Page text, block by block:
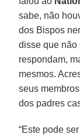
sabe, não
dos Bispos
disse que não
respondam,
mesmos.
seus
dos padres
“Este pode